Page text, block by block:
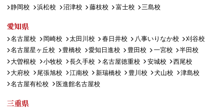
静岡校 浜松校 沼津校 藤枝校 富士校 三島校
愛知県
名古屋校 岡崎校 太田川校 春日井校 八事いりなか校
刈谷校
名古屋星ヶ丘校
豊橋校 愛知日進校 豊田校 一宮校
半田校
大曽根校
小牧校 長久手校 名古屋徳重校 安城校
西尾校
大府校
尾張旭校 江南校 新瑞橋校 豊川校 犬山校
津島校
名古屋有松校
医進館名古屋校
三重県